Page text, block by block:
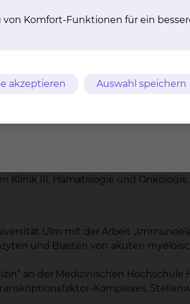
Assistent der Klinik für
Advanced“ der Hannover
Hämatologie und Internistische
Klinik III, Hämatologie und
Ulm mit der Arbeit
und Blasten von akuten
an der Medizinischen
Komplexes.
Komfort-Funktionen für ein
akzeptieren Auswahl speichern